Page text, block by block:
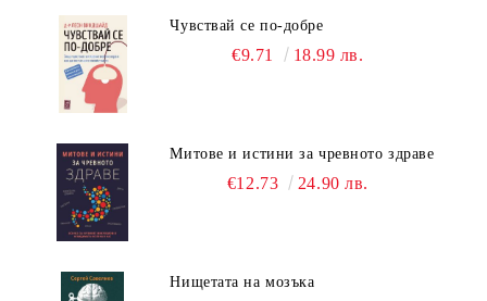
Чувствай се по-добре
€9.71 18.99 лв.
Митове и истини за чревното здраве
€12.73 24.90 лв.
Нищетата на мозъка